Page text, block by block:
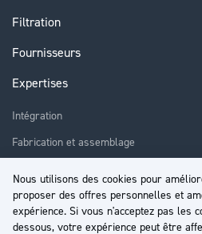
Nous utilisons des cookies pour
proposer des offres personnelles et
expérience. Si vous n'acceptez pas les
dessous, votre expérience peut être
Filtration
Fournisseurs
Expertises
Intégration
Fabrication et assemblage
Réparation
Formation